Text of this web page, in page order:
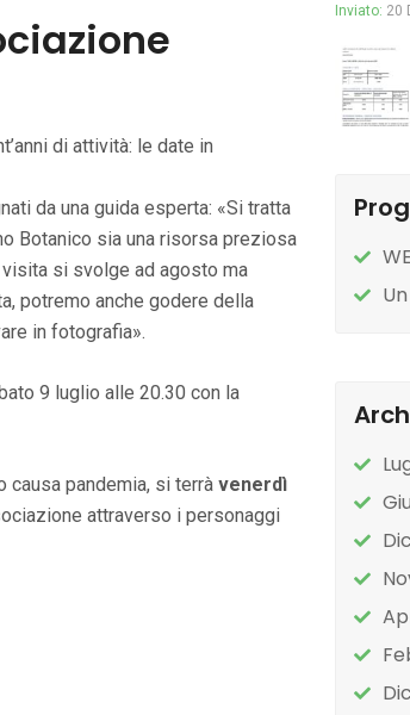
di attività: le date in
da una guida esperta: «Si tratta
Botanico sia una risorsa preziosa
si svolge ad agosto ma
potremo anche godere della
in fotografia».
9 luglio alle 20.30 con la
causa pandemia, si terrà venerdì
attraverso i personaggi
Inviato: 20